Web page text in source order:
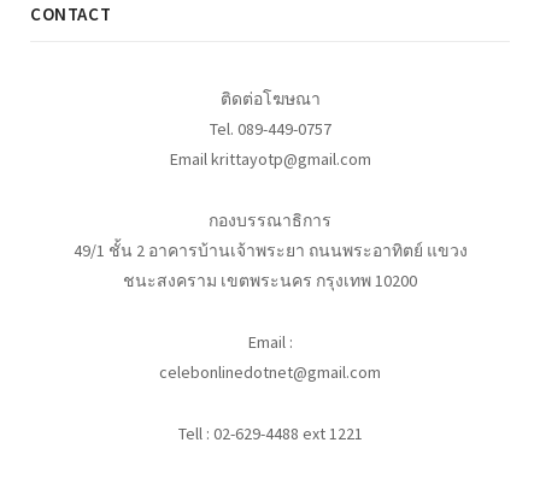
CONTACT
ติดต่อโฆษณา
Tel. 089-449-0757
Email krittayotp@gmail.com
กองบรรณาธิการ
49/1 ชั้น 2 อาคารบ้านเจ้าพระยา ถนนพระอาทิตย์ แขวง
ชนะสงคราม เขตพระนคร กรุงเทพ 10200
Email :
celebonlinedotnet@gmail.com
Tell : 02-629-4488 ext 1221